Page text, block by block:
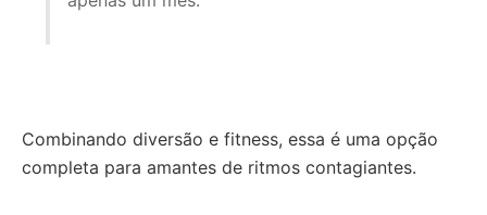
Combinando diversão e fitness, essa é uma opção
completa para amantes de ritmos contagiantes.